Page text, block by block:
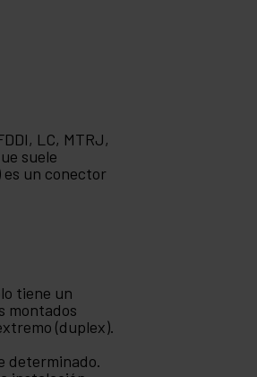
LC, MTRJ,
suele
un conector
tiene un
montados
(duplex).
determinado.